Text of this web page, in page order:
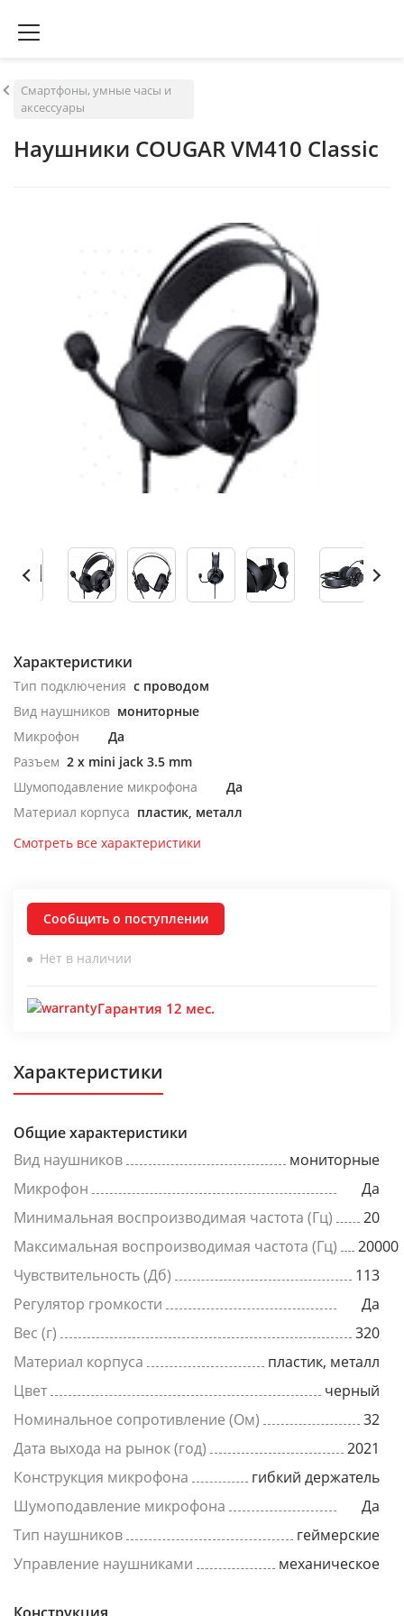
Смартфоны, умные часы и
аксессуары
Наушники COUGAR VM410 Classic
Характеристики
Тип подключения с проводом
Вид наушников мониторные
Микрофон
Да
Разъем 2 x mini jack 3.5 mm
Шумоподавление микрофона
Да
Материал корпуса пластик, металл
Смотреть все характеристики
Сообщить о поступлении
Нет в наличии
Гарантия 12 мес.
Характеристики
Общие характеристики
Вид наушников
мониторные
Микрофон
Да
Минимальная воспроизводимая частота (Гц)
20
Максимальная воспроизводимая частота (Гц)
20000
Чувствительность (Дб)
113
Регулятор громкости
Да
Вес (г)
320
Материал корпуса
пластик, металл
Цвет
черный
Номинальное сопротивление (Ом)
32
Дата выхода на рынок (год)
2021
Конструкция микрофона
гибкий держатель
Шумоподавление микрофона
Да
Тип наушников
геймерские
Управление наушниками
механическое